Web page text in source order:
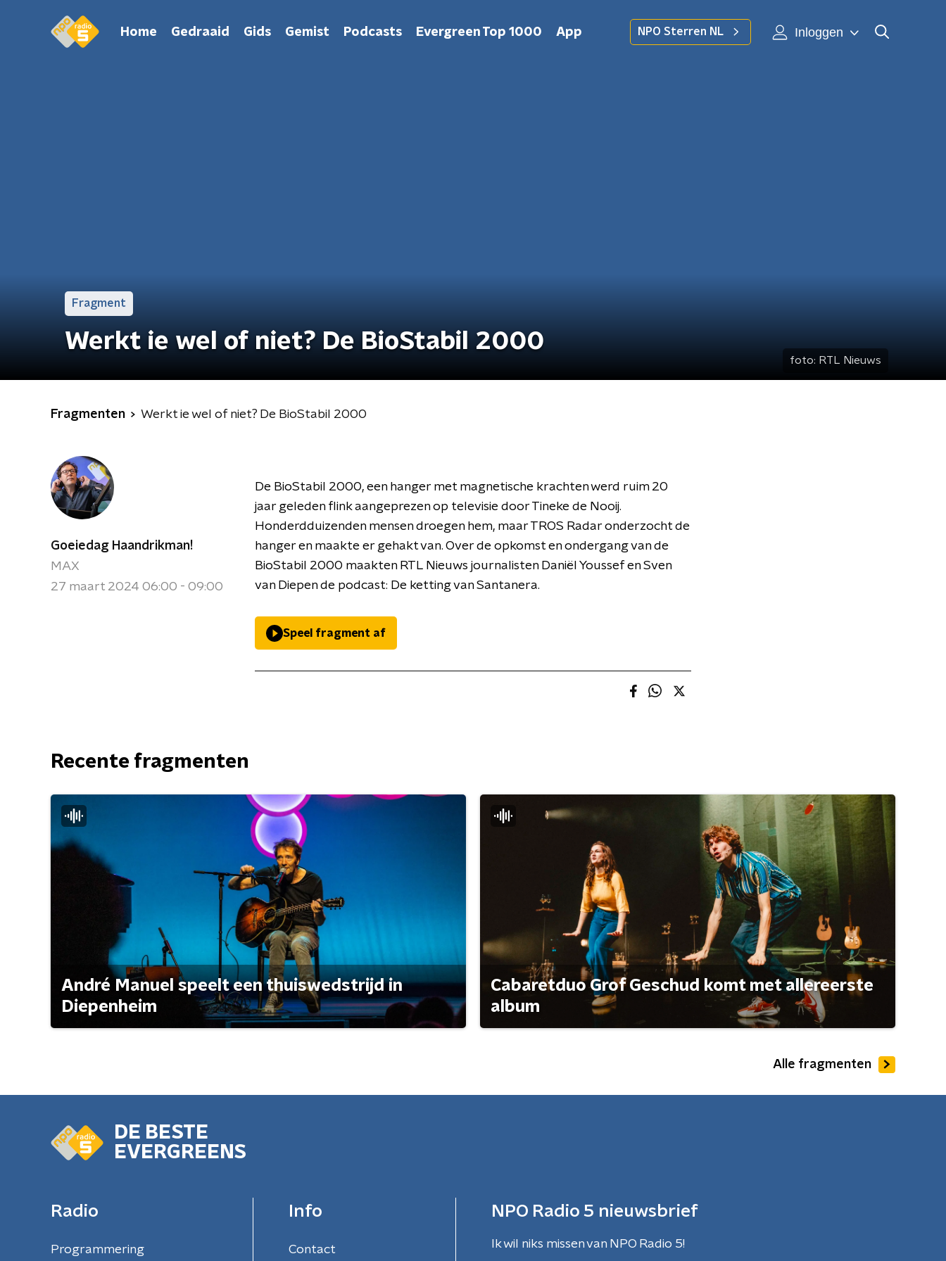
Home Gedraaid Gids Gemist Podcasts Evergreen Top 1000 App NPO Sterren NL Inloggen
Fragment
Werkt ie wel of niet? De BioStabil 2000
foto: RTL Nieuws
Fragmenten Werkt ie wel of niet? De BioStabil 2000
Goeiedag Haandrikman!
MAX
27 maart 2024 06:00 - 09:00
De BioStabil 2000, een hanger met magnetische krachten werd ruim 20
jaar geleden flink aangeprezen op televisie door Tineke de Nooij.
Honderdduizenden mensen droegen hem, maar TROS Radar onderzocht de
hanger en maakte er gehakt van. Over de opkomst en ondergang van de
BioStabil 2000 maakten RTL Nieuws journalisten Daniël Youssef en Sven
van Diepen de podcast: De ketting van Santanera.
Speel fragment af
Recente fragmenten
André Manuel speelt een thuiswedstrijd in
Diepenheim
Cabaretduo Grof Geschud komt met allereerste
album
Alle fragmenten
DE BESTE
EVERGREENS
Radio
Programmering
Info
Contact
NPO Radio 5 nieuwsbrief
Ik wil niks missen van NPO Radio 5!